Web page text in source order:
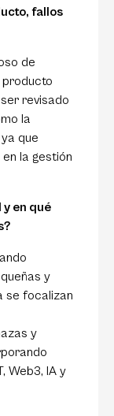
fallos
de
producto
revisado
la
que
la gestión
en qué
y
se focalizan
y
Web3, IA y